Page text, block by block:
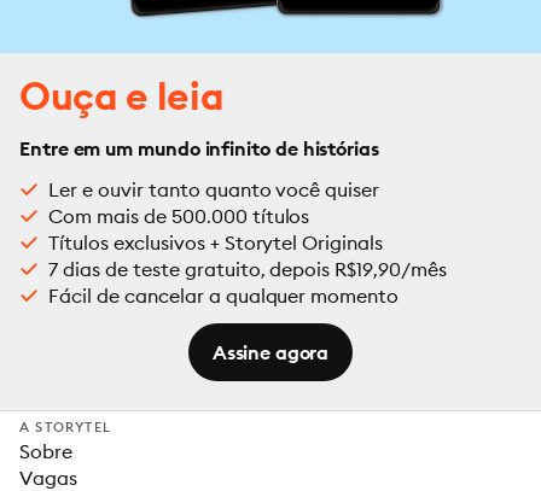
Ouça e leia
Entre em um mundo infinito de histórias
Ler e ouvir tanto quanto você quiser
Com mais de 500.000 títulos
Títulos exclusivos + Storytel Originals
7 dias de teste gratuito, depois R$19,90/mês
Fácil de cancelar a qualquer momento
Assine agora
A STORYTEL
Sobre
Vagas